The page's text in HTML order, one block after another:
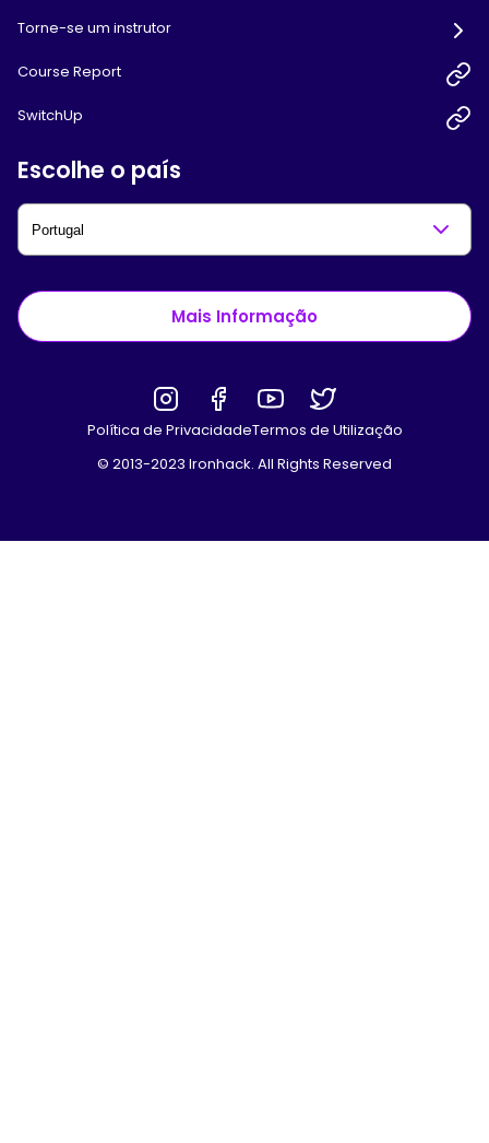
Torne-se um instrutor
Course Report
SwitchUp
Escolhe o país
Mais Informação
Política de PrivacidadeTermos de Utilização
© 2013-2023 Ironhack. All Rights Reserved